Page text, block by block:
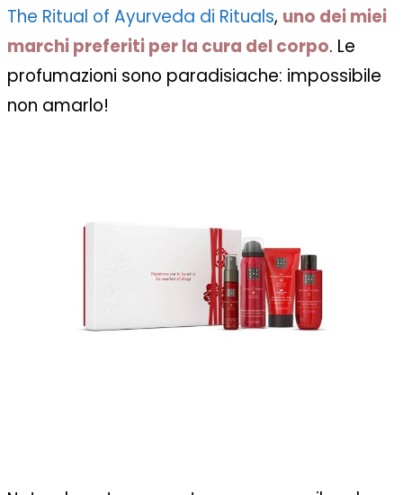
The Ritual of Ayurveda di Rituals, uno dei miei
marchi preferiti per la cura del corpo. Le
profumazioni sono paradisiache: impossibile
non amarlo!